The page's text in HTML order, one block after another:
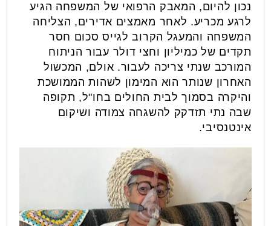
נכון להיום, המאבק הרפואי של המשפחה הגיע
לרגע מכריע. לאחר מאמצים אדירים, הצליחה
המשפחה והמעגל הקרוב לגייס סכום חסר
תקדים של כמיליון וחצי דולר עבור הניתוח
המורכב שנתי צריכה לעבור. אולם, המכשול
האחרון שנותר הוא המימון לשהות הממושכת
והיקרה בסמוך לבית החולים בחו"ל, תקופה
שבה נתי תזדקק להשגחה צמודה ושיקום
אינטנסיבי.